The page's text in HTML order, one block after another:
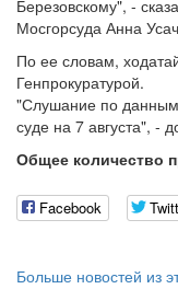
Березовскому", -
Мосгорсуда Анна
По ее словам,
Генпрокуратурой.
"Слушание по
суде на 7 августа", -
Общее количество
Facebook
Больше новостей из